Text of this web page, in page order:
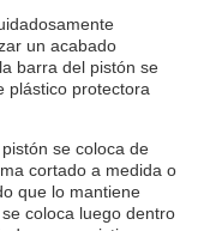
un acabado
barra del pistón se
plástico protectora
se coloca de
cortado a medida o
que lo mantiene
coloca luego dentro